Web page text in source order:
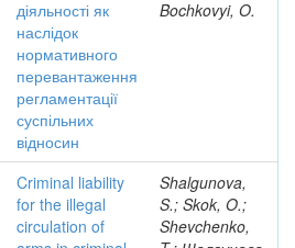
діяльності як
наслідок
нормативного
перевантаження
регламентації
суспільних
відносин
Bochkovyi, O.
Criminal liability
for the illegal
circulation of
Shalgunova,
S.; Skok, O.;
Shevchenko,